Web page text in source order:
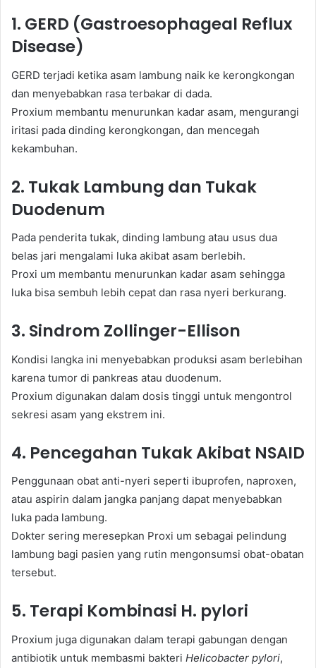
1. GERD (Gastroesophageal Reflux
Disease)
GERD terjadi ketika asam lambung naik ke kerongkongan
dan menyebabkan rasa terbakar di dada.
Proxium membantu menurunkan kadar asam, mengurangi
iritasi pada dinding kerongkongan, dan mencegah
kekambuhan.
2. Tukak Lambung dan Tukak
Duodenum
Pada penderita tukak, dinding lambung atau usus dua
belas jari mengalami luka akibat asam berlebih.
Proxi um membantu menurunkan kadar asam sehingga
luka bisa sembuh lebih cepat dan rasa nyeri berkurang.
3. Sindrom Zollinger-Ellison
Kondisi langka ini menyebabkan produksi asam berlebihan
karena tumor di pankreas atau duodenum.
Proxium digunakan dalam dosis tinggi untuk mengontrol
sekresi asam yang ekstrem ini.
4. Pencegahan Tukak Akibat NSAID
Penggunaan obat anti-nyeri seperti ibuprofen, naproxen,
atau aspirin dalam jangka panjang dapat menyebabkan
luka pada lambung.
Dokter sering meresepkan Proxi um sebagai pelindung
lambung bagi pasien yang rutin mengonsumsi obat-obatan
tersebut.
5. Terapi Kombinasi H. pylori
Proxium juga digunakan dalam terapi gabungan dengan
antibiotik untuk membasmi bakteri Helicobacter pylori,